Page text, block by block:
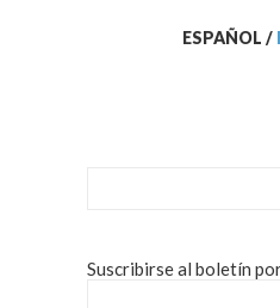
ESPAÑOL /
Suscribirse al boletín